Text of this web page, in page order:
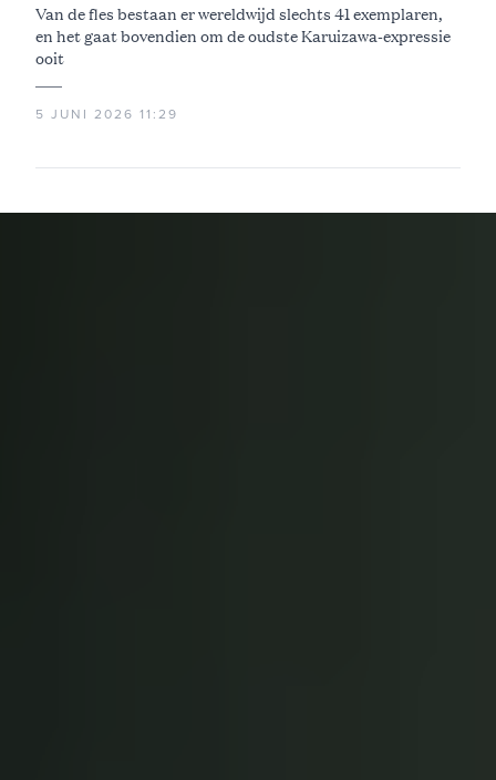
Van de fles bestaan er wereldwijd slechts 41 exemplaren,
en het gaat bovendien om de oudste Karuizawa-expressie
ooit
5 JUNI 2026 11:29